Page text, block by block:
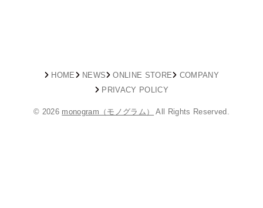
HOME NEWS ONLINE STORE
COMPANY
PRIVACY POLICY
© 2026 monogram（モノグラム） All Rights Reserved.